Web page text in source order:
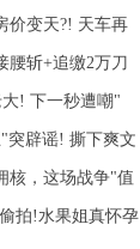
价变天?! 天车再
腰斩+追缴2万刀
! 下一秒遭嘲"
突辟谣! 撕下爽文
核，这场战争"值
拍!水果姐真怀孕